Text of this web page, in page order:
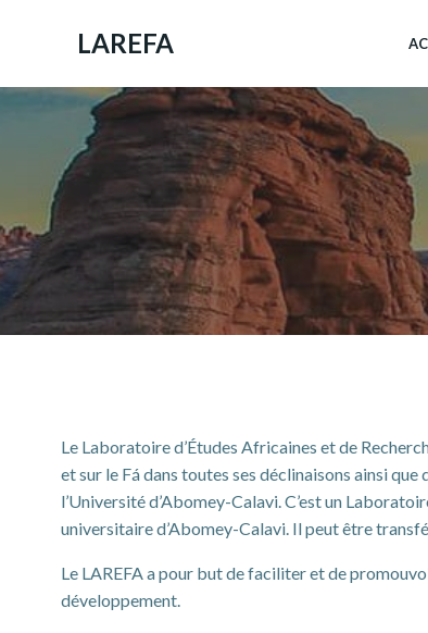
LAREFA
Le Laboratoire d’Études Africaines et de
et sur le Fá dans toutes ses déclinaisons ainsi
l’Université d’Abomey-Calavi. C’est un
universitaire d’Abomey-Calavi. Il peut être
Le LAREFA a pour but de faciliter et de
développement.